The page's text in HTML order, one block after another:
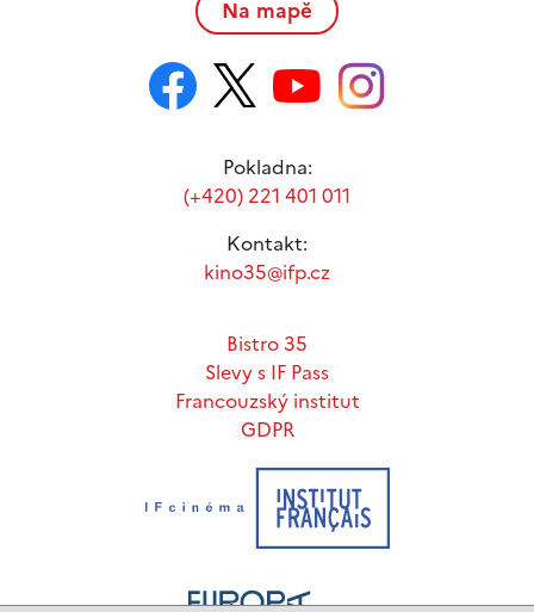
Na mapě
Pokladna:
(+420) 221 401 011
Kontakt:
kino35@ifp.cz
Bistro 35
Slevy s IF Pass
Francouzský institut
GDPR